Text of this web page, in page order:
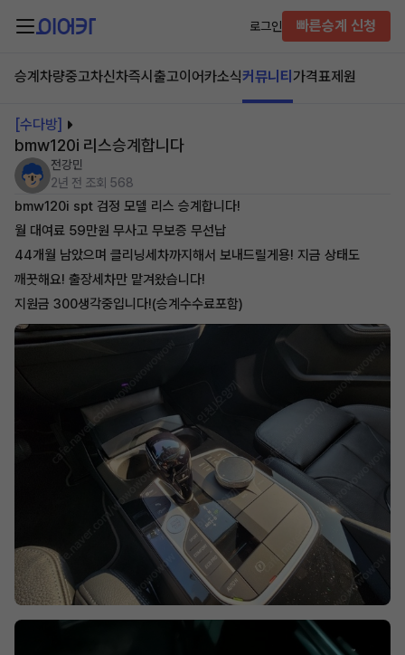
로그인 빠른승계 신청
승계차량중고차신차즉시출고이어카소식커뮤니티 가격표제원
[수다방]
bmw120i 리스승계합니다
전강민
2년 전 조회 568
bmw120i spt 검정 모델 리스 승계합니다!
월 대여료 59만원 무사고 무보증 무선납
44개월 남았으며 클리닝세차까지해서 보내드릴게용! 지금 상태도
깨꿋해요! 출장세차만 맡겨왔습니다!
지원금 300생각중입니다!(승계수수료포함)